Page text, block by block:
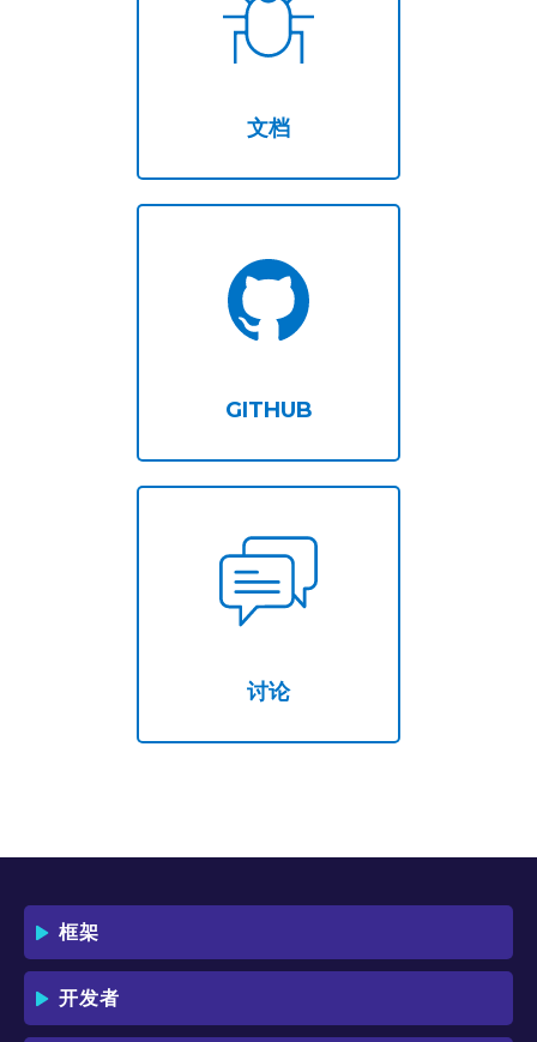
文档
GITHUB
讨论
框架
开发者